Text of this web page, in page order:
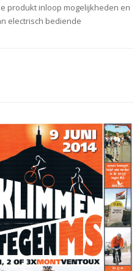
produkt inloop mogelijkheden en
electrisch bediende